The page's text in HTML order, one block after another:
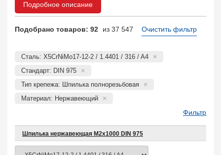
Подробное описание
Подобрано товаров: 92 из 37 547 Очистить фильтр
Сталь: X5CrNiMo17-12-2 / 1.4401 / 316 / A4
Стандарт: DIN 975
Тип крепежа: Шпилька полнорезьбовая
Материал: Нержавеющий
Фильтр
Шпилька нержавеющая М2х1000 DIN 975